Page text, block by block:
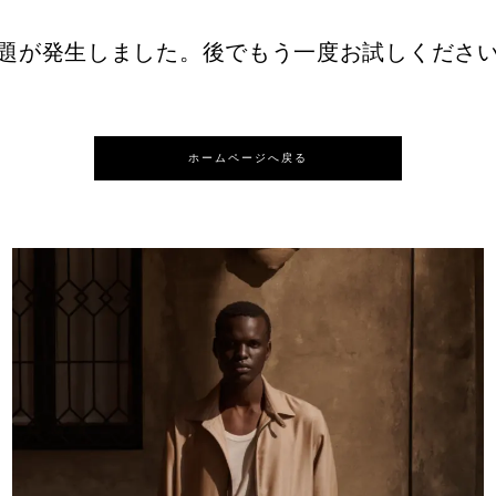
が発生しました。後でもう一度お試しくださ
ホームページへ戻る